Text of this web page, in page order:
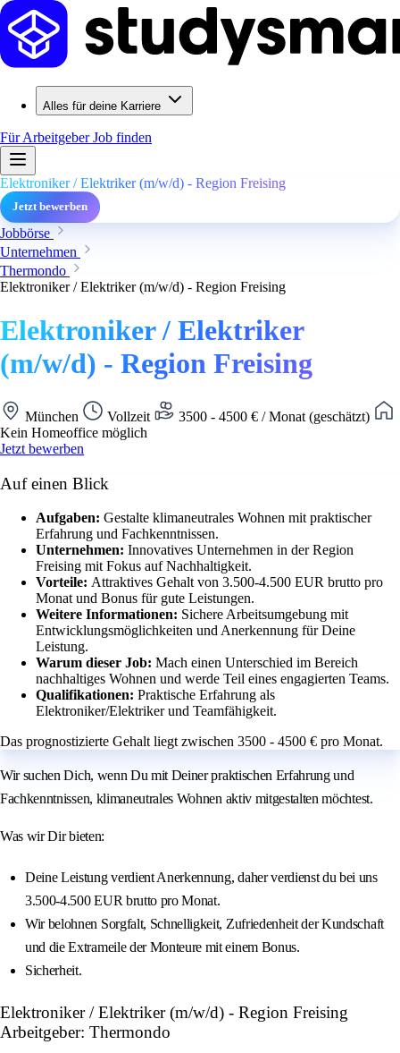
Alles für deine Karriere
Für ArbeitgeberJob finden
Elektroniker / Elektriker (m/w/d) - Region Freising
Jetzt bewerben
Jobbörse
Unternehmen
Thermondo
Elektroniker / Elektriker (m/w/d) - Region Freising
Elektroniker / Elektriker
(m/w/d) - Region Freising
München Vollzeit
3500 - 4500 € / Monat (geschätzt)
Kein Homeoffice möglich
Jetzt bewerben
Auf einen Blick
Aufgaben: Gestalte klimaneutrales Wohnen mit praktischer
Erfahrung und Fachkenntnissen.
Unternehmen: Innovatives Unternehmen in der Region
Freising mit Fokus auf Nachhaltigkeit.
Vorteile: Attraktives Gehalt von 3.500-4.500 EUR brutto pro
Monat und Bonus für gute Leistungen.
Weitere Informationen: Sichere Arbeitsumgebung mit
Entwicklungsmöglichkeiten und Anerkennung für Deine
Leistung.
Warum dieser Job: Mach einen Unterschied im Bereich
nachhaltiges Wohnen und werde Teil eines engagierten Teams.
Qualifikationen: Praktische Erfahrung als
Elektroniker/Elektriker und Teamfähigkeit.
Das prognostizierte Gehalt liegt zwischen 3500 - 4500 € pro Monat.
Wir suchen Dich, wenn Du mit Deiner praktischen Erfahrung und
Fachkenntnissen, klimaneutrales Wohnen aktiv mitgestalten möchtest.
Was wir Dir bieten:
Deine Leistung verdient Anerkennung, daher verdienst du bei uns
3.500-4.500 EUR brutto pro Monat.
Wir belohnen Sorgfalt, Schnelligkeit, Zufriedenheit der Kundschaft
und die Extrameile der Monteure mit einem Bonus.
Sicherheit.
Elektroniker / Elektriker (m/w/d) - Region Freising
Arbeitgeber: Thermondo